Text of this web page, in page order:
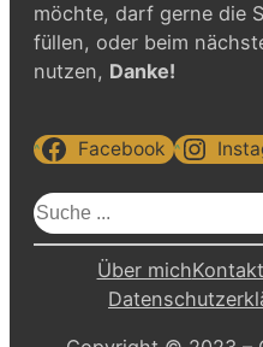
möchte, darf gerne die
füllen, oder beim
nutzen, Danke!
Facebook
S
u
Über mich